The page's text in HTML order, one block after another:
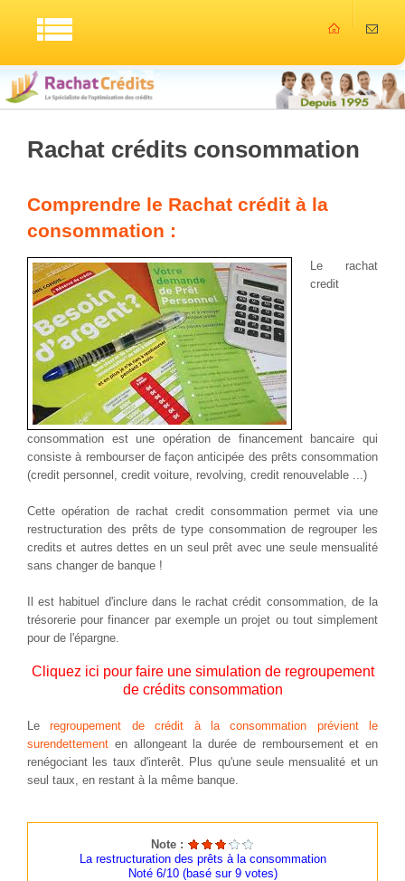
Rachat crédits consommation
Comprendre le Rachat crédit à la
consommation :
Le rachat
credit
consommation est une opération de financement bancaire qui
consiste à rembourser de façon anticipée des prêts consommation
(credit personnel, credit voiture, revolving, credit renouvelable ...)
Cette opération de rachat credit consommation permet via une
restructuration des prêts de type consommation de regrouper les
credits et autres dettes en un seul prêt avec une seule mensualité
sans changer de banque !
Il est habituel d'inclure dans le rachat crédit consommation, de la
trésorerie pour financer par exemple un projet ou tout simplement
pour de l'épargne.
Cliquez ici pour faire une simulation de regroupement
de crédits consommation
Leregroupement de crédit à la consommation prévient le
surendettement en allongeant la durée de remboursement et en
renégociant les taux d'interêt. Plus qu'une seule mensualité et un
seul taux, en restant à la même banque.
Note :
La restructuration des prêts à la consommation
Noté 6/10 (basé sur 9votes)